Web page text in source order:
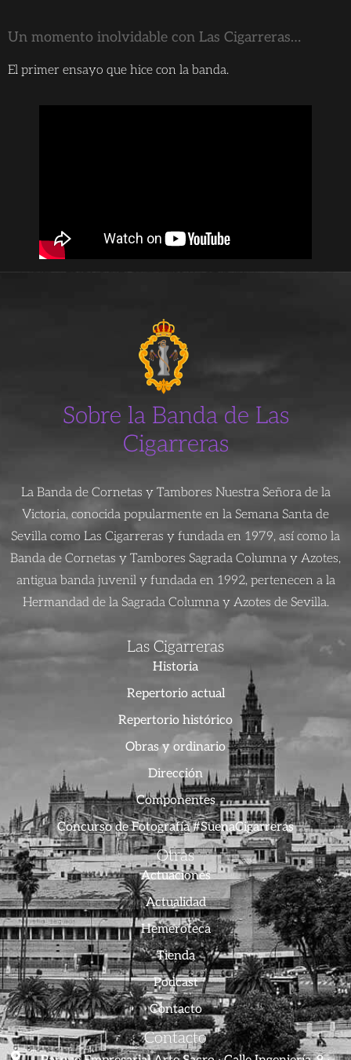
Un momento inolvidable con Las Cigarreras…
El primer ensayo que hice con la banda.
Sobre la Banda de Las
Cigarreras
La Banda de Cornetas y Tambores Nuestra Señora de la
Victoria, conocida popularmente en la Semana Santa de
Sevilla como Las Cigarreras y fundada en 1979, así como la
Banda de Cornetas y Tambores Sagrada Columna y Azotes,
antigua banda juvenil y fundada en 1992, pertenecen a la
Hermandad de la Sagrada Columna y Azotes de Sevilla.
Las Cigarreras
Historia
Repertorio actual
Repertorio histórico
Obras y ordinario
Dirección
Componentes
Concurso de Fotografía #SuenaCigarreras
Otras
Actuaciones
Actualidad
Hemeroteca
Tienda
Podcast
Contacto
Contacto